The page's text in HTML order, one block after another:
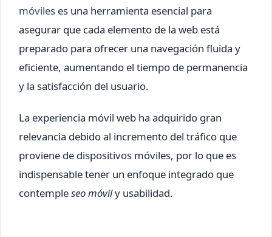
móviles es una herramienta esencial para
asegurar que cada elemento de la web está
preparado para ofrecer una navegación fluida y
eficiente, aumentando el tiempo de permanencia
y la satisfacción del usuario.
La experiencia móvil web ha adquirido gran
relevancia debido al incremento del tráfico que
proviene de dispositivos móviles, por lo que es
indispensable tener un enfoque integrado que
contempleseo móvily usabilidad.